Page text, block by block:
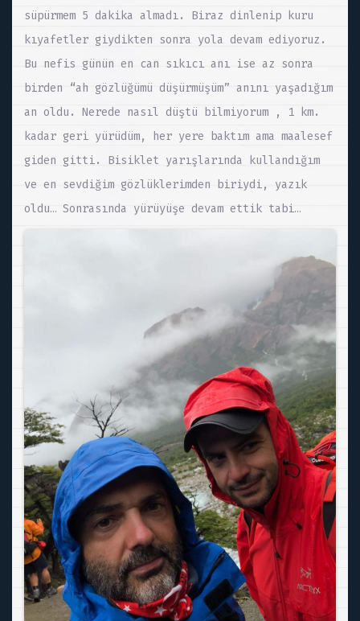
süpürmem 5 dakika almadı. Biraz dinlenip kuru
kıyafetler giydikten sonra yola devam ediyoruz.
Bu nefis günün en can sıkıcı anı ise az sonra
birden “ah gözlüğümü düşürmüşüm” anını yaşadığım
an oldu. Nerede nasıl düştü bilmiyorum , 1 km.
kadar geri yürüdüm, her yere baktım ama maalesef
giden gitti. Bisiklet yarışlarında kullandığım
ve en sevdiğim gözlüklerimden biriydi, yazık
oldu… Sonrasında yürüyüşe devam ettik tabi…